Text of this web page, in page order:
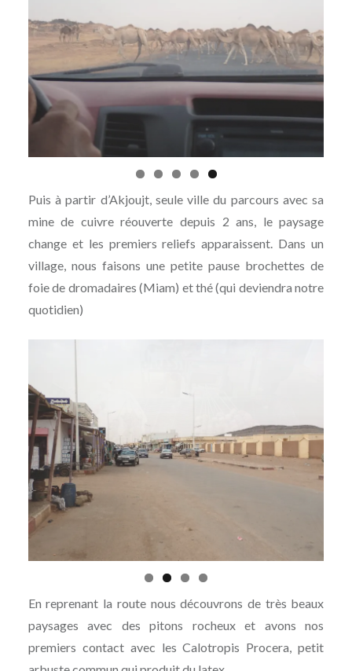
Puis à partir d’Akjoujt, seule ville du parcours avec sa
mine de cuivre réouverte depuis 2 ans, le paysage
change et les premiers reliefs apparaissent. Dans un
village, nous faisons une petite pause brochettes de
foie de dromadaires (Miam) et thé (qui deviendra notre
quotidien)
En reprenant la route nous découvrons de très beaux
paysages avec des pitons rocheux et avons nos
premiers contact avec les Calotropis Procera, petit